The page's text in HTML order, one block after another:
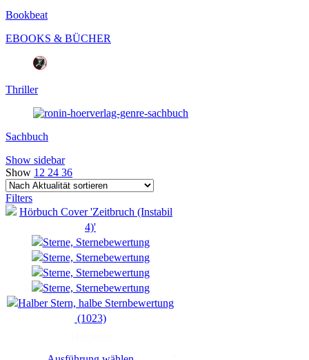
Bookbeat
EBOOKS & BÜCHER
Thriller
Sachbuch
Show sidebar
Show 12 24 36
Filters
(1023)